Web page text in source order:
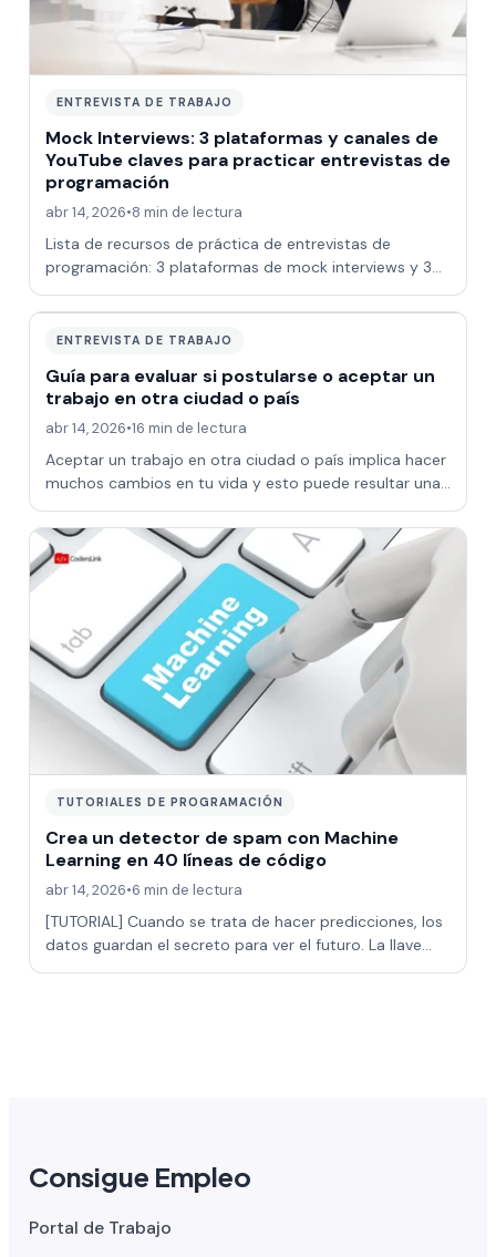
ENTREVISTA DE TRABAJO
Mock Interviews: 3 plataformas y canales de
YouTube claves para practicar entrevistas de
programación
abr 14, 2026•8 min de lectura
Lista de recursos de práctica de entrevistas de
programación: 3 plataformas de mock interviews y 3
canales YouTube para entrevistas técnicas
ENTREVISTA DE TRABAJO
Guía para evaluar si postularse o aceptar un
trabajo en otra ciudad o país
abr 14, 2026•16 min de lectura
Aceptar un trabajo en otra ciudad o país implica hacer
muchos cambios en tu vida y esto puede resultar una
decisión muy difícil pero esta gu…
TUTORIALES DE PROGRAMACIÓN
Crea un detector de spam con Machine
Learning en 40 líneas de código
abr 14, 2026•6 min de lectura
[TUTORIAL] Cuando se trata de hacer predicciones, los
datos guardan el secreto para ver el futuro. La llave
para descubrirlo está en las téc…
Consigue Empleo
Portal de Trabajo